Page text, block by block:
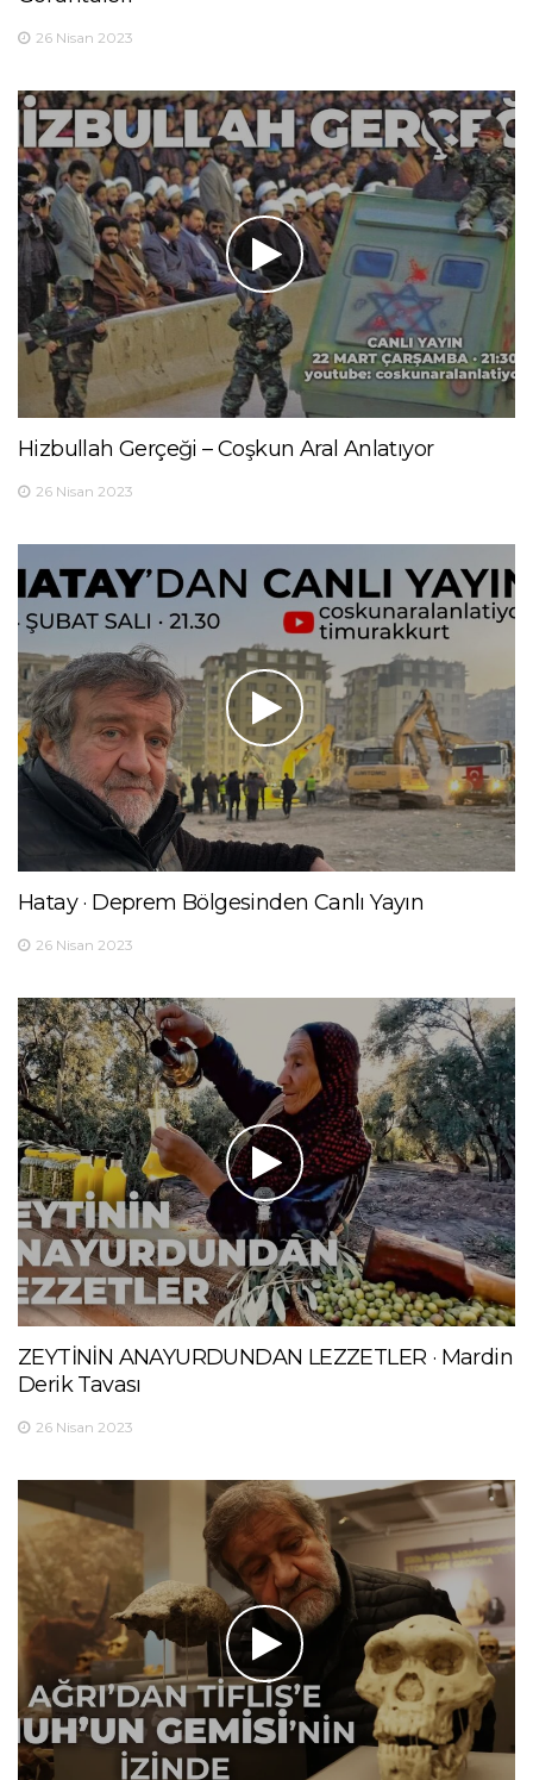
26 Nisan 2023
Hizbullah Gerçeği – Coşkun Aral Anlatıyor
26 Nisan 2023
Hatay · Deprem Bölgesinden Canlı Yayın
26 Nisan 2023
ZEYTİNİN ANAYURDUNDAN LEZZETLER · Mardin
Derik Tavası
26 Nisan 2023